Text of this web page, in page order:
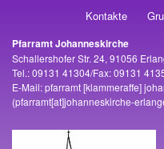
Kontakte
Adresse
Pfarramt Johanneskirche
Schallershofer Str. 24, 91056
Tel.: 09131 41304/Fax: 09131
E-Mail:pfarramt[klammeraffe]
(pfarramt[at]johanneskirche-